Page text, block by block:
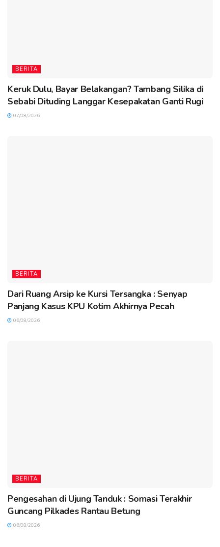
BERITA
Keruk Dulu, Bayar Belakangan? Tambang Silika di
Sebabi Dituding Langgar Kesepakatan Ganti Rugi
07/08/2026
BERITA
Dari Ruang Arsip ke Kursi Tersangka : Senyap
Panjang Kasus KPU Kotim Akhirnya Pecah
06/08/2026
BERITA
Pengesahan di Ujung Tanduk : Somasi Terakhir
Guncang Pilkades Rantau Betung
06/08/2026